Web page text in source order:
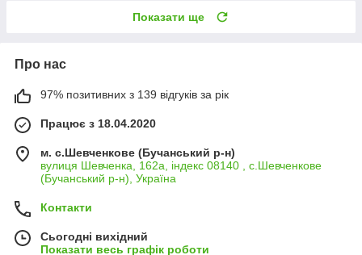
Показати ще
Про нас
97% позитивних з 139 відгуків за рік
Працює з 18.04.2020
м. с.Шевченкове (Бучанський р-н)
вулиця Шевченка, 162а, індекс 08140 , с.Шевченкове
(Бучанський р-н), Україна
Контакти
Сьогодні вихідний
Показати весь графік роботи